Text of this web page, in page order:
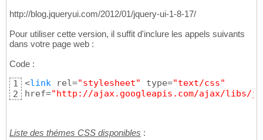
http://blog.jqueryui.com/2012/01/jquery-ui-1-8-17/
Pour utiliser cette version, il suffit d'inclure les appels suivants
dans votre page web :
Code :
1
2
<link rel="stylesheet" type="text/css"
href="http://ajax.googleapis.com/ajax/libs/
Liste des thémes CSS disponibles :